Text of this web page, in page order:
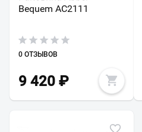
Bequem AC2111
0 ОТЗЫВОВ
9 420 ₽